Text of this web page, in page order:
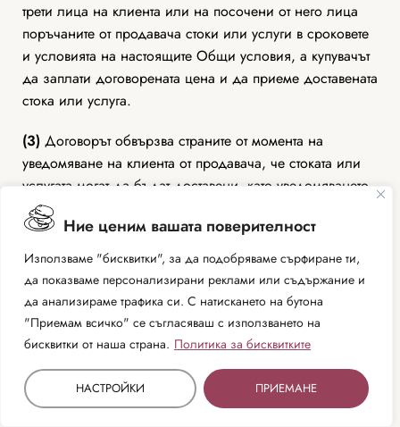
Ние ценим вашата поверителност
Използваме "бисквитки", за да подобряваме сърфиране ти,
да показваме персонализирани реклами или съдържание и
да анализираме трафика си. С натискането на бутона
"Приемам всичко" се съгласяваш с използването на
бисквитки от наша страна. Политика за бисквитките
НАСТРОЙКИ ПРИЕМАНЕ
трети лица на клиента или на посочени от него лица
поръчаните от продавача стоки или услуги в сроковете
и условията на настоящите Общи условия, а купувачът
да заплати договорената цена и да приеме доставената
стока или услуга.
(3) Договорът обвързва страните от момента на
уведомяване на клиента от продавача, че стоката или
услугата могат да бъдат доставени, като уведомяването
става по електронна поща и/или чрез SMS или
обаждане до клиента, че стоката е готова за
изпращане или услугата може да бъде предоставена.
(4)
Договорът за покупко-продажба, сключен между
клиента и Продавача, се състои от настоящите Общи
условия и всякакви евентуални допълнителни
потвърждението за сключен договор по чл. 14, ал. 1.